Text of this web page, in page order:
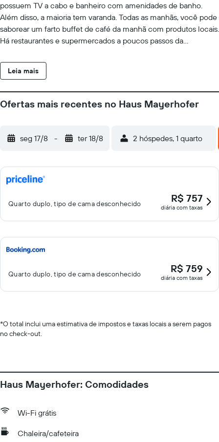
possuem TV a cabo e banheiro com amenidades de banho.
Além disso, a maioria tem varanda. Todas as manhãs, você pode
saborear um farto buffet de café da manhã com produtos locais.
Há restaurantes e supermercados a poucos passos da
para banhos de sol. A cidade de Salzburgo e o balneário de Bad
Ischl estão a 30 minutos de carro da pousada Mayerhofer. A
esqui cross-country ficam a 5 minutos a pé.
Leia mais
Ofertas mais recentes no Haus Mayerhofer
seg 17/8 - ter 18/8 2 hóspedes, 1 quarto
Quarto duplo, tipo de cama desconhecido R$ 757
diária com taxas
Quarto duplo, tipo de cama desconhecido R$ 759
diária com taxas
*O total inclui uma estimativa de impostos e taxas locais a serem pagos
no check-out.
Haus Mayerhofer: Comodidades
Wi-Fi grátis
Chaleira/cafeteira